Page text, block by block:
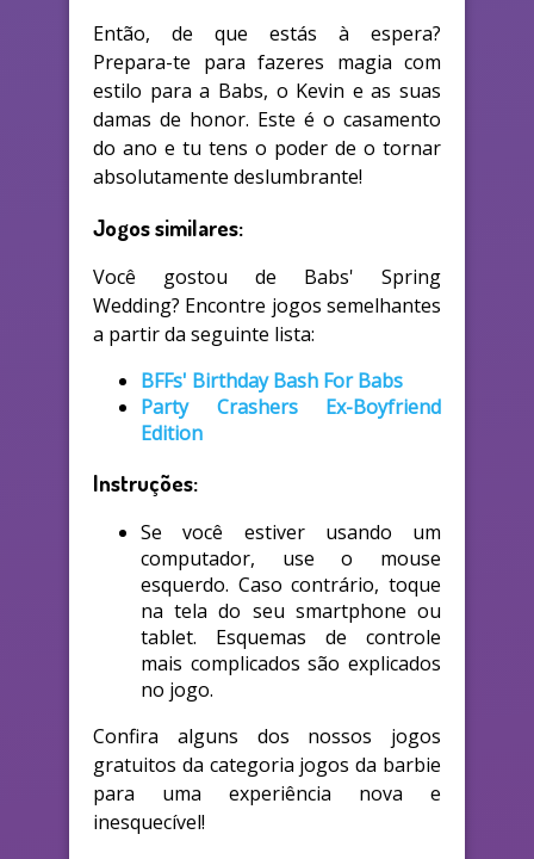
Então, de que estás à espera?
Prepara-te para fazeres magia com
estilo para a Babs, o Kevin e as suas
damas de honor. Este é o casamento
do ano e tu tens o poder de o tornar
absolutamente deslumbrante!
Jogos similares:
Você gostou de Babs' Spring
Wedding? Encontre jogos semelhantes
a partir da seguinte lista:
BFFs' Birthday Bash For Babs
Party Crashers Ex-Boyfriend
Edition
Instruções:
Se você estiver usando um
computador, use o mouse
esquerdo. Caso contrário, toque
na tela do seu smartphone ou
tablet. Esquemas de controle
mais complicados são explicados
no jogo.
Confira alguns dos nossos jogos
gratuitos da categoria jogos da barbie
para uma experiência nova e
inesquecível!